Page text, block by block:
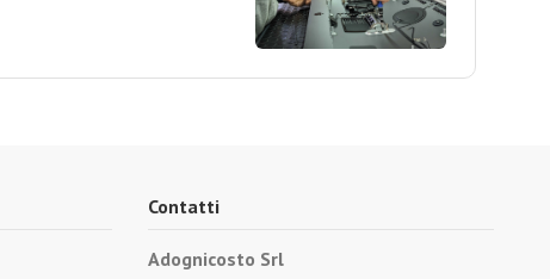
Contatti
Adognicosto Srl